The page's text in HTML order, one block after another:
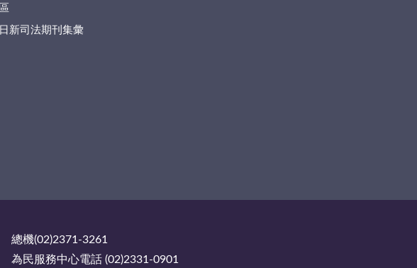
區
日新司法期刊集彙
總機(02)2371-3261
為民服務中心電話 (02)2331-0901